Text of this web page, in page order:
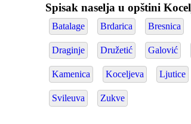
Spisak naselja u opštini
Batalage Brdarica Bresnica
Draginje Družetić Galović
Kamenica Koceljeva Ljutice
Svileuva Zukve